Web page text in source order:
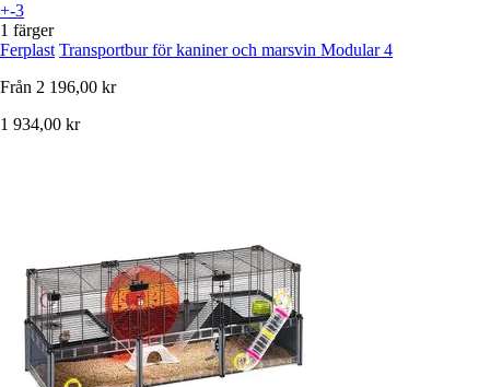
+-3
1 färger
Ferplast Transportbur för kaniner och marsvin Modular 4
Från 2 196,00 kr
1 934,00 kr